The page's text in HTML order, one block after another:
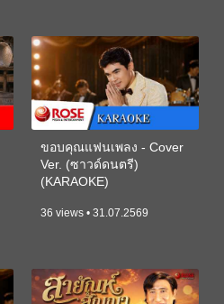
ขอบคุณแฟนเพลง - Cover
Ver. (ซาวด์ดนตรี)
(KARAOKE)
36 views • 31.07.2569